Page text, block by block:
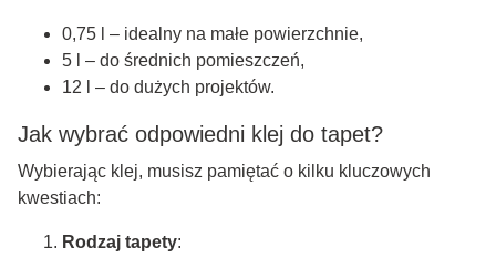
0,75 l – idealny na małe powierzchnie,
5 l – do średnich pomieszczeń,
12 l – do dużych projektów.
Jak wybrać odpowiedni klej do tapet?
Wybierając klej, musisz pamiętać o kilku kluczowych
kwestiach:
Rodzaj tapety: